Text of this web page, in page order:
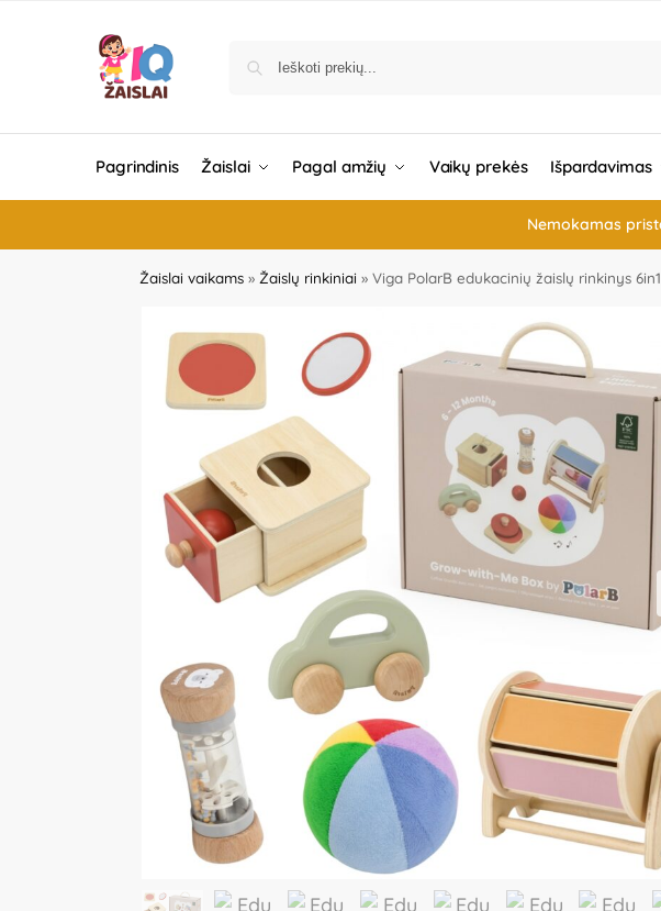
Pagrindinis Žaislai Pagal amžių Vaikų prekės Išpardavimas
Nemokamas
Žaislai vaikams » Žaislų rinkiniai »Viga PolarB edukacinių žaislų rinkinys